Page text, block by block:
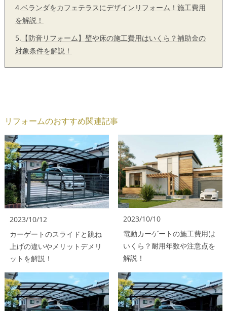
4.ベランダをカフェテラスにデザインリフォーム！施工費用
を解説！
5. 【防音リフォーム】壁や床の施工費用はいくら？補助金の
対象条件を解説！
リフォームのおすすめ関連記事
2023/10/12
カーゲートのスライドと跳ね
上げの違いやメリットデメリ
ットを解説！
2023/10/10
電動カーゲートの施工費用は
いくら？耐用年数や注意点を
解説！